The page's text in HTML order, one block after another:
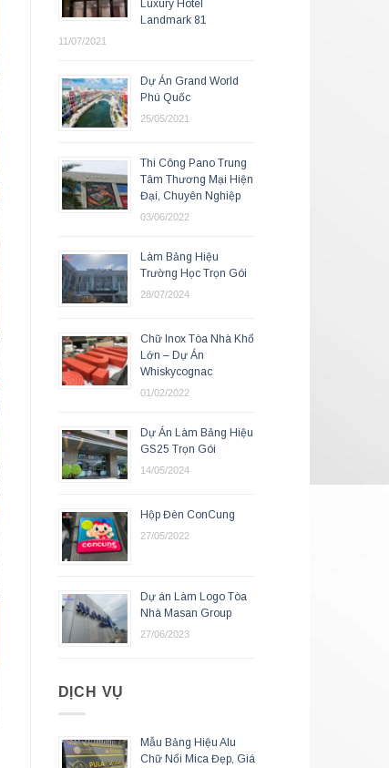
Luxury Hotel
Landmark 81
11/07/2021
Dự Án Grand World
Phú Quốc
25/05/2021
Thi Công Pano Trung
Tâm Thương Mại Hiện
Đại, Chuyên Nghiệp
03/06/2022
Làm Bảng Hiệu
Trường Học Trọn Gói
28/07/2024
Chữ Inox Tòa Nhà Khổ
Lớn – Dự Án
Whiskycognac
01/02/2022
Dự Án Làm Bảng Hiệu
GS25 Trọn Gói
14/05/2024
Hộp Đèn ConCung
27/05/2022
Dự án Làm Logo Tòa
Nhà Masan Group
27/06/2023
DỊCH VỤ
Mẫu Bảng Hiệu Alu
Chữ Nổi Mica Đẹp, Giá